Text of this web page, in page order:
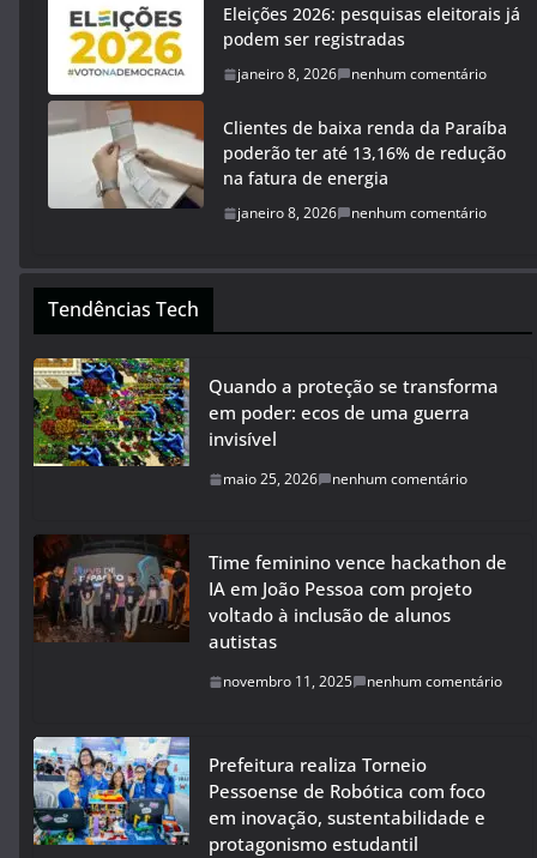
Eleições 2026: pesquisas eleitorais já
podem ser registradas
janeiro 8, 2026 nenhum comentário
Clientes de baixa renda da Paraíba
poderão ter até 13,16% de redução
na fatura de energia
janeiro 8, 2026 nenhum comentário
Tendências Tech
Quando a proteção se transforma
em poder: ecos de uma guerra
invisível
maio 25, 2026 nenhum comentário
Time feminino vence hackathon de
IA em João Pessoa com projeto
voltado à inclusão de alunos
autistas
novembro 11, 2025 nenhum comentário
Prefeitura realiza Torneio
Pessoense de Robótica com foco
em inovação, sustentabilidade e
protagonismo estudantil